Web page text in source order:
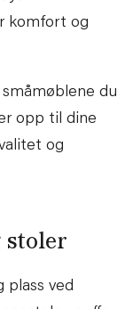
komfort og
du
opp til dine
og
stoler
plass ved